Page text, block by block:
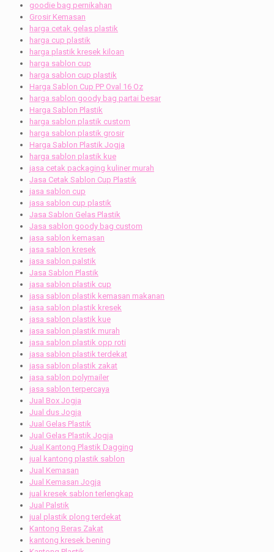
goodie bag pernikahan
Grosir Kemasan
harga cetak gelas plastik
harga cup plastik
harga plastik kresek kiloan
harga sablon cup
harga sablon cup plastik
Harga Sablon Cup PP Oval 16 Oz
harga sablon goody bag partai besar
Harga Sablon Plastik
harga sablon plastik custom
harga sablon plastik grosir
Harga Sablon Plastik Jogja
harga sablon plastik kue
jasa cetak packaging kuliner murah
Jasa Cetak Sablon Cup Plastik
jasa sablon cup
jasa sablon cup plastik
Jasa Sablon Gelas Plastik
Jasa sablon goody bag custom
jasa sablon kemasan
jasa sablon kresek
jasa sablon palstik
Jasa Sablon Plastik
jasa sablon plastik cup
jasa sablon plastik kemasan makanan
jasa sablon plastik kresek
jasa sablon plastik kue
jasa sablon plastik murah
jasa sablon plastik opp roti
jasa sablon plastik terdekat
jasa sablon plastik zakat
jasa sablon polymailer
jasa sablon terpercaya
Jual Box Jogja
Jual dus Jogja
Jual Gelas Plastik
Jual Gelas Plastik Jogja
Jual Kantong Plastik Dagging
jual kantong plastik sablon
Jual Kemasan
Jual Kemasan Jogja
jual kresek sablon terlengkap
Jual Palstik
jual plastik plong terdekat
Kantong Beras Zakat
kantong kresek bening